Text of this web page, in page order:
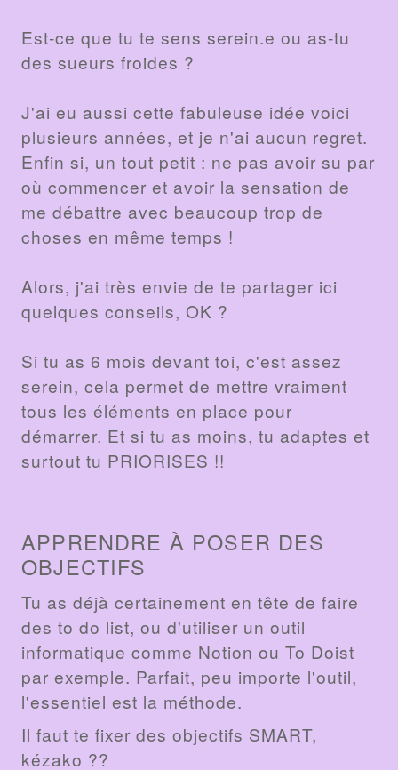
Est-ce que tu te sens serein.e ou as-tu
des sueurs froides ?
J'ai eu aussi cette fabuleuse idée voici
plusieurs années, et je n'ai aucun regret.
Enfin si, un tout petit : ne pas avoir su par
où commencer et avoir la sensation de
me débattre avec beaucoup trop de
choses en même temps !
Alors, j'ai très envie de te partager ici
quelques conseils, OK ?
Si tu as 6 mois devant toi, c'est assez
serein, cela permet de mettre vraiment
tous les éléments en place pour
démarrer. Et si tu as moins, tu adaptes et
surtout tu PRIORISES !!
APPRENDRE À POSER DES
OBJECTIFS
Tu as déjà certainement en tête de faire
des to do list, ou d'utiliser un outil
informatique comme Notion ou To Doist
par exemple. Parfait, peu importe l'outil,
l'essentiel est la méthode.
Il faut te fixer des objectifs SMART,
kézako ??